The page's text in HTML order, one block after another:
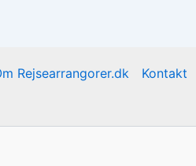
Rejsearrangorer.dk Kontakt